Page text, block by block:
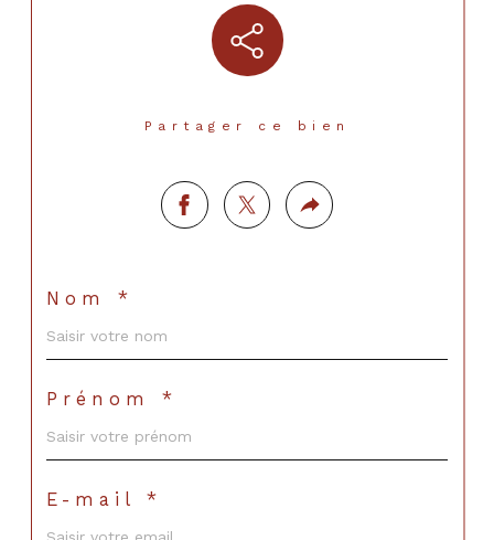
Partager ce bien
Nom *
Prénom *
E-mail *